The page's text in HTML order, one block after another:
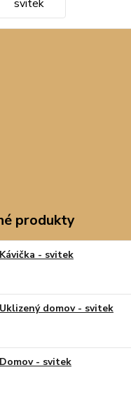
produkty
Kávička - svitek
Uklizený domov - svitek
Domov - svitek